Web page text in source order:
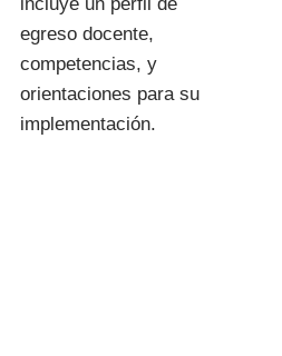
egreso docente,
competencias, y
orientaciones para su
implementación.